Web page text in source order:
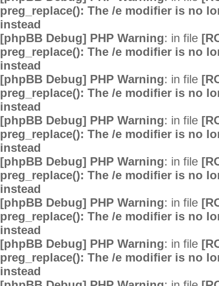
preg_replace(): The /e modifier is no
instead
[phpBB Debug] PHP Warning: in file
preg_replace(): The /e modifier is no
instead
[phpBB Debug] PHP Warning: in file
preg_replace(): The /e modifier is no
instead
[phpBB Debug] PHP Warning: in file
preg_replace(): The /e modifier is no
instead
[phpBB Debug] PHP Warning: in file
preg_replace(): The /e modifier is no
instead
[phpBB Debug] PHP Warning: in file
preg_replace(): The /e modifier is no
instead
[phpBB Debug] PHP Warning: in file
preg_replace(): The /e modifier is no
instead